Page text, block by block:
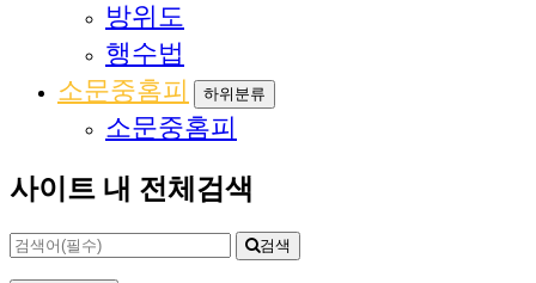
방위도
행수법
소문중홈피
하위분류
소문중홈피
사이트 내 전체검색
검색